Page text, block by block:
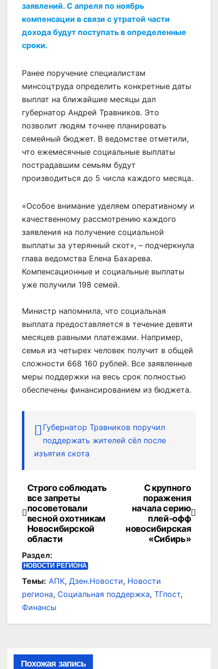
заявлений. С апреля по ноябрь
компенсации в связи с утратой части
дохода будут поступать в определенные
сроки.
Ранее поручение специалистам
минсоцтруда определить конкретные даты
выплат на ближайшие месяцы дал
губернатор Андрей Травников. Это
позволит людям точнее планировать
семейный бюджет. В ведомстве отметили,
что ежемесячные социальные выплаты
пострадавшим семьям будут
производиться до 5 числа каждого месяца.
«Особое внимание уделяем оперативному и
качественному рассмотрению каждого
заявления на получение социальной
выплаты за утерянный скот», – подчеркнула
глава ведомства Елена Бахарева.
Компенсационные и социальные выплаты
уже получили 198 семей.
Министр напомнила, что социальная
выплата предоставляется в течение девяти
месяцев равными платежами. Например,
семья из четырех человек получит в общей
сложности 668 160 рублей. Все заявленные
меры поддержки на весь срок полностью
обеспечены финансированием из бюджета.
Губернатор Травников поручил
поддержать жителей сёл после
изъятия скота
Навигация
по
записям
С крупного
поражения
начала серию
плей-офф
новосибирская
«Сибирь»
Строго соблюдать
все запреты
посоветовали
весной охотникам
Новосибирской
области
Раздел:
НОВОСТИ РЕГИОНА
Темы: АПК, Дзен.Новости, Новости
региона, Социальная поддержка, ТГпост,
Финансы
Похожая запись